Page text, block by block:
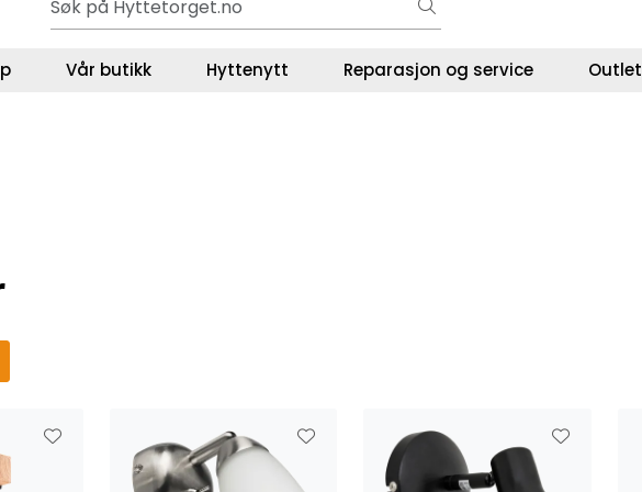
Gavekort - Gaven som ALLTID funker!
Kundeservice
Vår butikk Hyttenytt Reparasjon og service Outlet